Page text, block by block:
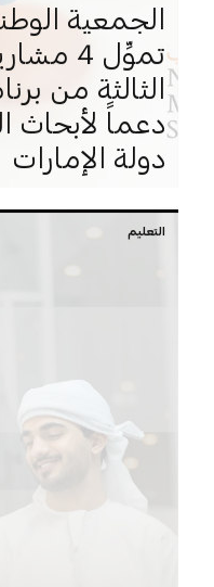
الجمعية
تموِّل
الثالثة من
دعماً لأبحاث
دولة الإمارات
التعليم